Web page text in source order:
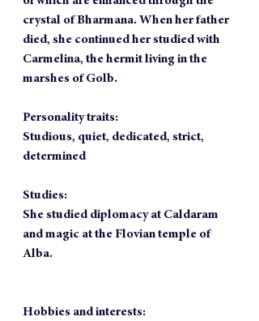
crystal of Bharmana. When her father
died, she continued her studied with
Carmelina, the hermit living in the
marshes of Golb.
Personality traits:
Studious, quiet, dedicated, strict,
determined
Studies:
She studied diplomacy at Caldaram
and magic at the Flovian temple of
Alba.
Hobbies and interests: